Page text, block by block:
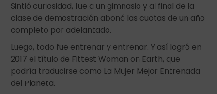
Sintió curiosidad, fue a un gimnasio y al final de la
clase de demostración abonó las cuotas de un año
completo por adelantado.
Luego, todo fue entrenar y entrenar. Y así logró en
2017 el título de Fittest Woman on Earth, que
podría traducirse como La Mujer Mejor Entrenada
del Planeta.